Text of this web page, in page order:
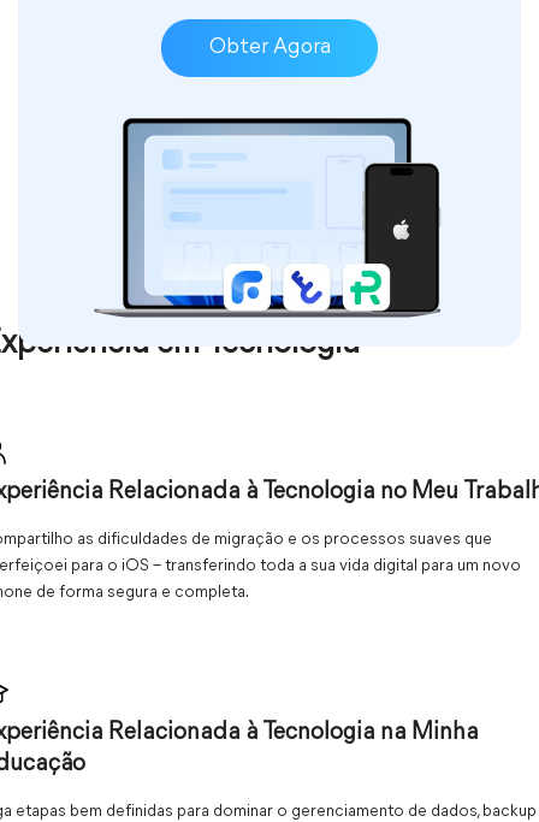
Obter Agora
em Tecnologia
Relacionada à Tecnologia no Meu
as dificuldades de migração e os processos suaves que
para o iOS – transferindo toda a sua vida digital para um novo
de forma segura e completa.
Relacionada à Tecnologia na Minha
etapas bem definidas para dominar o gerenciamento de dados, backup